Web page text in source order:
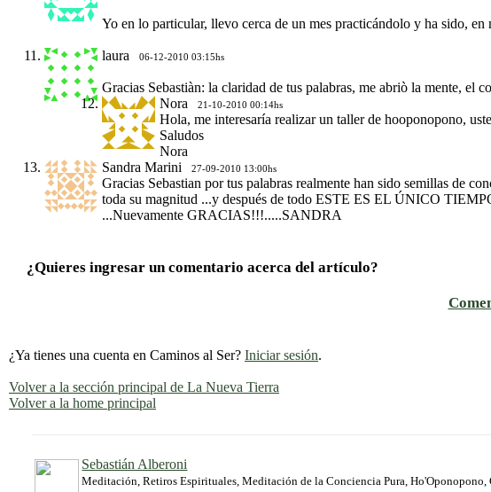
Yo en lo particular, llevo cerca de un mes practicándolo y ha sido,
laura 06-12-2010 03:15hs
Gracias Sebastiàn: la claridad de tus palabras, me abriò la mente,
Nora
21-10-2010 00:14hs
Hola, me interesaría realizar un taller de hooponopono,
Saludos
Nora
Sandra Marini
27-09-2010 13:00hs
Gracias Sebastian por tus palabras realmente han sido semillas de
toda su magnitud ...y después de todo ESTE ES EL ÚNICO
...Nuevamente GRACIAS!!!.....SANDRA
¿Quieres ingresar un comentario acerca del artículo?
¿Ya tienes una cuenta en Caminos al Ser? Iniciar sesión.
Volver a la sección principal de La Nueva Tierra
Volver a la home principal
Sebastián Alberoni
Meditación, Retiros Espirituales, Meditación de la Conciencia Pura,